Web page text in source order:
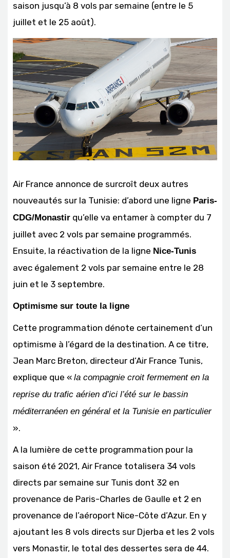
saison jusqu’à 8 vols par semaine (entre le 5
juillet et le 25 août).
Air France annonce de surcroît deux autres
nouveautés sur la Tunisie: d’abord une ligne Paris-
CDG/Monastir qu’elle va entamer à compter du 7
juillet avec 2 vols par semaine programmés.
Ensuite, la réactivation de la ligne Nice-Tunis
avec également 2 vols par semaine entre le 28
juin et le 3 septembre.
Optimisme sur toute la ligne
Cette programmation dénote certainement d’un
optimisme à l’égard de la destination. A ce titre,
Jean Marc Breton, directeur d’Air France Tunis,
explique que « la compagnie croit fermement en la
reprise du trafic aérien d’ici l’été sur le bassin
méditerranéen en général et la Tunisie en particulier
».
A la lumière de cette programmation pour la
saison été 2021, Air France totalisera 34 vols
directs par semaine sur Tunis dont 32 en
provenance de Paris-Charles de Gaulle et 2 en
provenance de l’aéroport Nice-Côte d’Azur. En y
ajoutant les 8 vols directs sur Djerba et les 2 vols
vers Monastir, le total des dessertes sera de 44.